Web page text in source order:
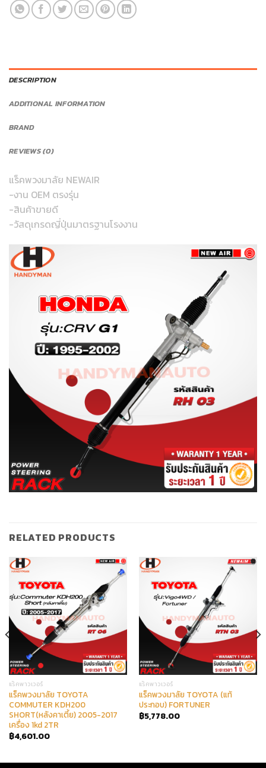
DESCRIPTION
ADDITIONAL INFORMATION
BRAND
REVIEWS (0)
แร็คพวงมาลัย NEWAIR
-งาน OEM ตรงรุ่น
-สินค้าขายดี
-วัสดุเกรดญี่ปุ่นมาตรฐานโรงงาน
RELATED PRODUCTS
แร็คพาวเวอร์
แร็คพวงมาลัย TOYOTA
COMMUTER KDH200
SHORT(หลังคาเตี้ย) 2005-2017
เครื่อง 1kd 2TR
฿4,601.00
แร็คพาวเวอร์
แร็คพวงมาลัย TOYOTA (แท้
ประกอบ) FORTUNER
฿5,778.00